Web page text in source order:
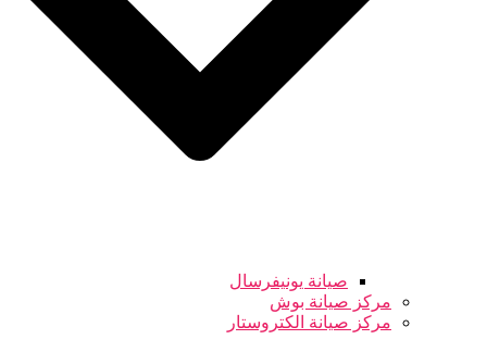
صيانة يونيفرسال
مركز صيانة بوش
مركز صيانة الكتروستار